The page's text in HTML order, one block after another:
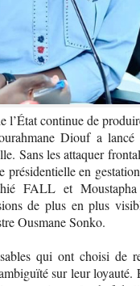
l’État continue de
Diouf a lancé
Sans les attaquer
en
FALL et
de plus en plus
Ousmane Sonko.
qui ont choisi de
sur leur